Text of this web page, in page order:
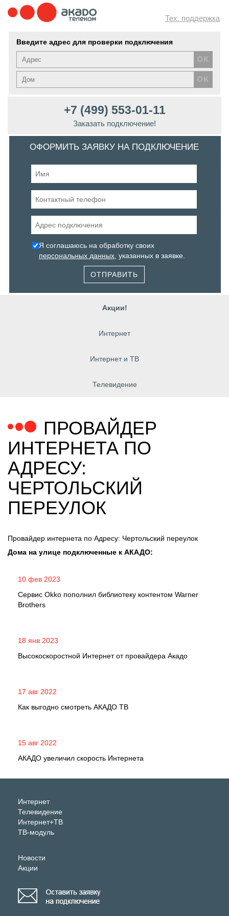
Тех. поддержка
Введите адрес для проверки подключения
+7 (499) 553-01-11
Заказать подключение!
ОФОРМИТЬ ЗАЯВКУ НА ПОДКЛЮЧЕНИЕ
Я соглашаюсь на обработку своих
персональных данных , указанных в заявке.
ОТПРАВИТЬ
Акции!
Интернет
Интернет и ТВ
Телевидение
ПРОВАЙДЕР
ИНТЕРНЕТА ПО
АДРЕСУ:
ЧЕРТОЛЬСКИЙ
ПЕРЕУЛОК
Провайдер интернета по Адресу: Чертольский переулок
Дома на улице подключенные к АКАДО:
10 фев 2023
Сервис Okko пополнил библиотеку контентом Warner
Brothers
18 янв 2023
Высокоскоростной Интернет от провайдера Акадо
17 авг 2022
Как выгодно смотреть АКАДО ТВ
15 авг 2022
АКАДО увеличил скорость Интернета
Интернет
Телевидение
Интернет+ТВ
ТВ-модуль
Новости
Акции